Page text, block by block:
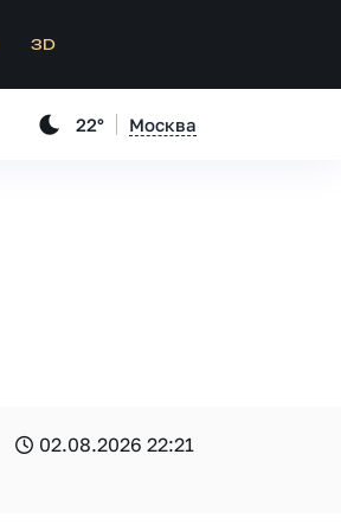
3D
22° Москва
02.08.2026 22:21